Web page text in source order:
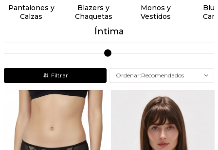
Pantalones y
Calzas
Blazers y
Chaquetas
Monos y
Vestidos
Íntima
Recomendados